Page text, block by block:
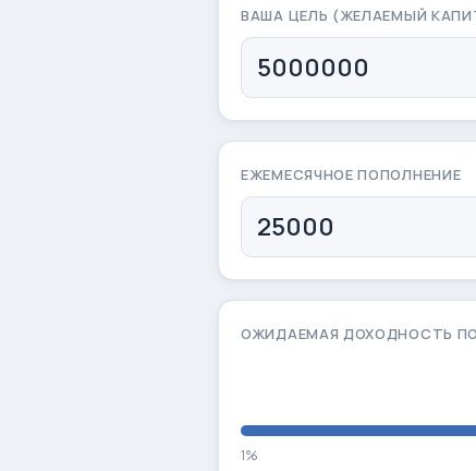
ВАША ЦЕЛЬ (ЖЕЛАЕМЫЙ
ЕЖЕМЕСЯЧНОЕ ПОПОЛНЕНИЕ
ОЖИДАЕМАЯ ДОХОДНОСТЬ
1%